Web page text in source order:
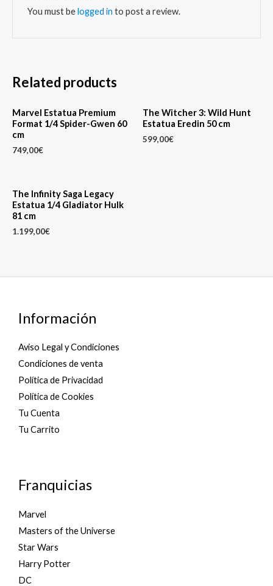
You must belogged in to post a review.
Related products
Marvel Estatua Premium
Format 1/4 Spider-Gwen 60
cm
749,00€
The Witcher 3: Wild Hunt
Estatua Eredin 50 cm
599,00€
The Infinity Saga Legacy
Estatua 1/4 Gladiator Hulk
81 cm
1.199,00€
Información
Aviso Legal y Condiciones
Condiciones de venta
Política de Privacidad
Política de Cookies
Tu Cuenta
Tu Carrito
Franquicias
Marvel
Masters of the Universe
Star Wars
Harry Potter
DC